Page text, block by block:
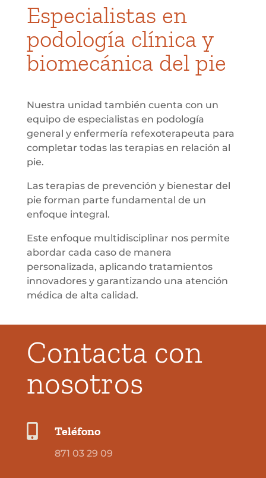
Especialistas en
podología clínica y
biomecánica del pie
Nuestra unidad también cuenta con un
equipo de especialistas en podología
general y enfermería refexoterapeuta para
completar todas las terapias en relación al
pie.
Las terapias de prevención y bienestar del
pie forman parte fundamental de un
enfoque integral.
Este enfoque multidisciplinar nos permite
abordar cada caso de manera
personalizada, aplicando tratamientos
innovadores y garantizando una atención
médica de alta calidad.
Contacta con
nosotros
 Teléfono
871 03 29 09